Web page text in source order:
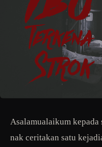
Asalamualaikum kepada
nak ceritakan satu